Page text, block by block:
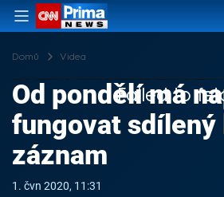
Domů Videa
Failed to
Od pondělí má
fungovat sdílený
záznam
1. čvn 2020, 11:31